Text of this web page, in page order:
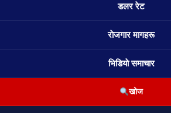
डलर रेट
राेजगार मागहरू
भिडियाे समाचार
खोज